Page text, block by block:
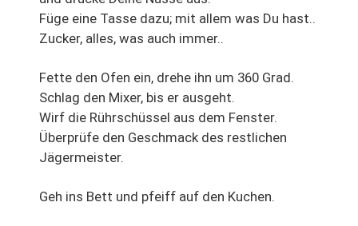
Füge eine Tasse dazu; mit allem was Du hast..
Zucker, alles, was auch immer..
Fette den Ofen ein, drehe ihn um 360 Grad.
Schlag den Mixer, bis er ausgeht.
Wirf die Rührschüssel aus dem Fenster.
Überprüfe den Geschmack des restlichen
Jägermeister.
Geh ins Bett und pfeiff auf den Kuchen.